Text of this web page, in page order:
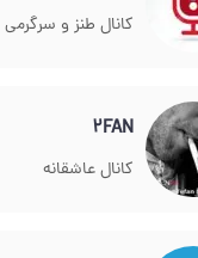
کانال طنز و سرگرمی
2FAN
کانال عاشقانه